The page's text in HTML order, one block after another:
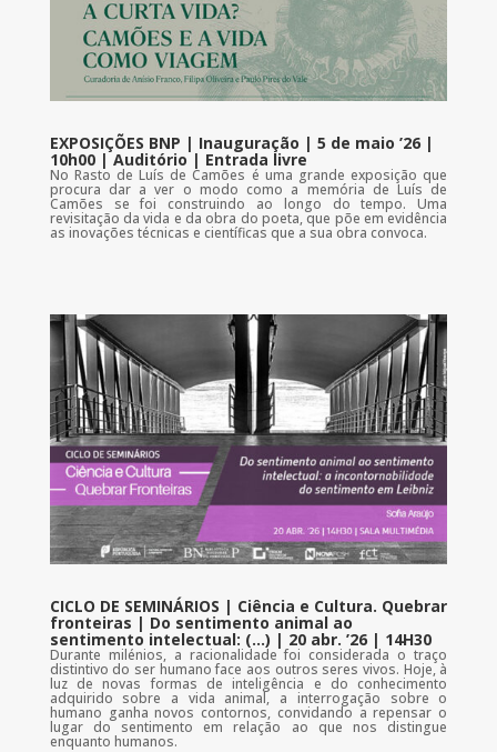
EXPOSIÇÕES BNP | Inauguração | 5 de maio ’26 |
10h00 | Auditório | Entrada livre
No Rasto de Luís de Camões é uma grande exposição que
procura dar a ver o modo como a memória de Luís de
Camões se foi construindo ao longo do tempo. Uma
revisitação da vida e da obra do poeta, que põe em evidência
as inovações técnicas e científicas que a sua obra convoca.
CICLO DE SEMINÁRIOS | Ciência e Cultura. Quebrar
fronteiras | Do sentimento animal ao
sentimento intelectual: (…) | 20 abr. ’26 | 14H30
Durante milénios, a racionalidade foi considerada o traço
distintivo do ser humano face aos outros seres vivos. Hoje, à
luz de novas formas de inteligência e do conhecimento
adquirido sobre a vida animal, a interrogação sobre o
humano ganha novos contornos, convidando a repensar o
lugar do sentimento em relação ao que nos distingue
enquanto humanos.